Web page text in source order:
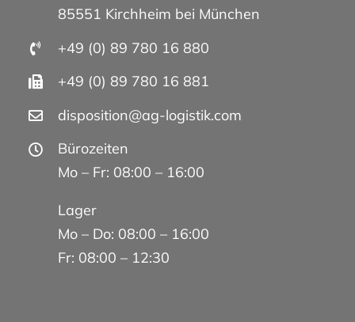
85551 Kirchheim bei München
+49 (0) 89 780 16 880
+49 (0) 89 780 16 881
disposition@ag-logistik.com
Bürozeiten
Mo – Fr: 08:00 – 16:00
Lager
Mo – Do: 08:00 – 16:00
Fr: 08:00 – 12:30